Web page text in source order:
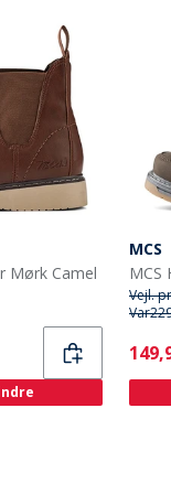
Mørk Camel
MCS
MCS
Vejl.
Var